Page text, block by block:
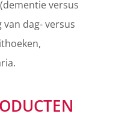
versus
dag- versus